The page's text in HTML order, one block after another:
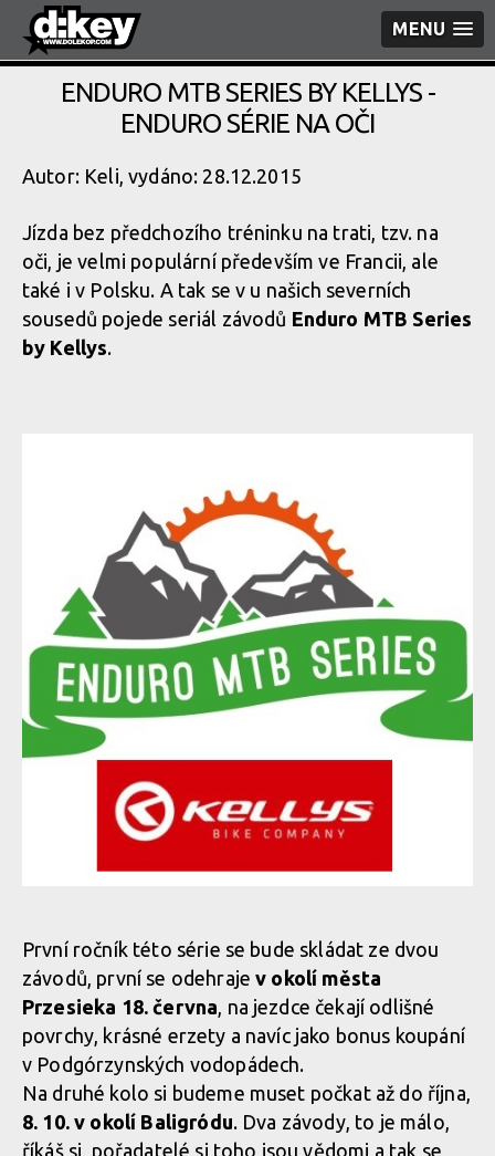
MENU
ENDURO MTB SERIES BY KELLYS -
ENDURO SÉRIE NA OČI
Autor: Keli, vydáno: 28.12.2015
Jízda bez předchozího tréninku na trati, tzv. na
oči, je velmi populární především ve Francii, ale
také i v Polsku. A tak se v u našich severních
sousedů pojede seriál závodů Enduro MTB Series
by Kellys.
První ročník této série se bude skládat ze dvou
závodů, první se odehrajev okolí města
Przesieka 18. června , na jezdce čekají odlišné
povrchy, krásné erzety a navíc jako bonus koupání
v Podgórzynských vodopádech.
Na druhé kolo si budeme muset počkat až do října,
8. 10. v okolí Baligródu. Dva závody, to je málo,
říkáš si, pořadatelé si toho jsou vědomi a tak se